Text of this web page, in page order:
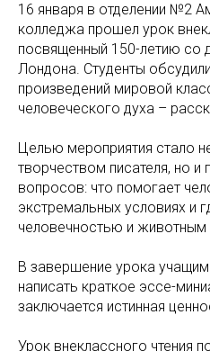
16 января в отделении №2
колледжа прошел урок
посвященный 150-летию со
Лондона. Студенты
произведений мировой
человеческого духа –
Целью мероприятия стало
творчеством писателя, но и
вопросов: что помогает
экстремальных условиях и
человечностью и животным
В завершение урока
написать краткое эссе-
заключается истинная
Урок внеклассного чтения